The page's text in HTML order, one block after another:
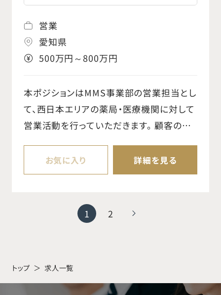
marketing. ○ Support the marketing
head to create overall division
strategies and plans for mid to long
term. ○ Good Communication skills to
stakeholders, motivate/convince sales
team, KOLs, Global area marketing
regarding strategies and action plans.
営業
愛知県
500万円～800万円
本ポジションはMMS事業部の営業担当とし
て、西日本エリアの薬局・医療機関に対して
営業活動を行っていただきます。 顧客の課
ウト、運用、価格について顧客の購買責任
者、意思決定者と打ち合わせを行い、社内の
ビスエンジニアと連携し提案～導入まで一
連のプロジェクトを遂行頂きます。 課題解
が限られている（時間を増やしたい） ○調剤
に関する安全性を高めたい 【主な職務内
お気に入り 詳細を見る
1 2
トップ 求人一覧